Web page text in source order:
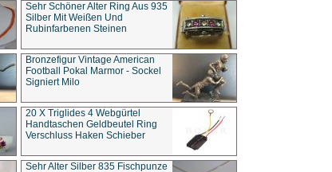
Sehr Schöner Alter Ring Aus 935
Silber Mit Weißen Und
Rubinfarbenen Steinen
Bronzefigur Vintage American
Football Pokal Marmor - Sockel
Signiert Milo
20 X Triglides 4 Webgürtel
Handtaschen Geldbeutel Ring
Verschluss Haken Schieber
Sehr Alter Silber 835 Fischpunze